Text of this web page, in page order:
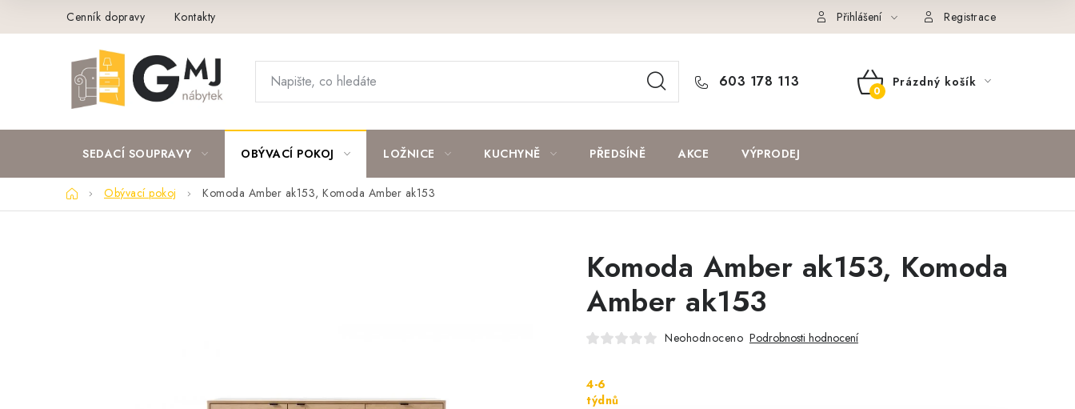
Cenník dopravy Kontakty Přihlášení Registrace
603 178 113
NÁKUPNÍ
Prázdný košík
SEDACÍ SOUPRAVY OBÝVACÍ POKOJ LOŽNICE KUCHYNĚ PŘEDSÍNĚ AKCE VÝPRODEJ
DomůObývací pokoj Komoda Amber ak153, Komoda Amber ak153
Komoda Amber ak153, Komoda
Amber ak153
Neohodnoceno Podrobnosti hodnocení
4-6
týdnů